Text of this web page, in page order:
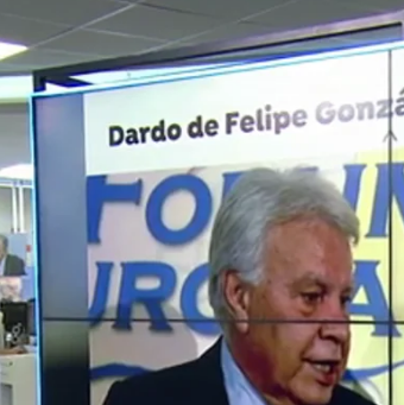
Felipe González lanza un dardo a Pedro
Whatsapp
Facebook
X